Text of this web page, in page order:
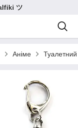
ツ
Аніме